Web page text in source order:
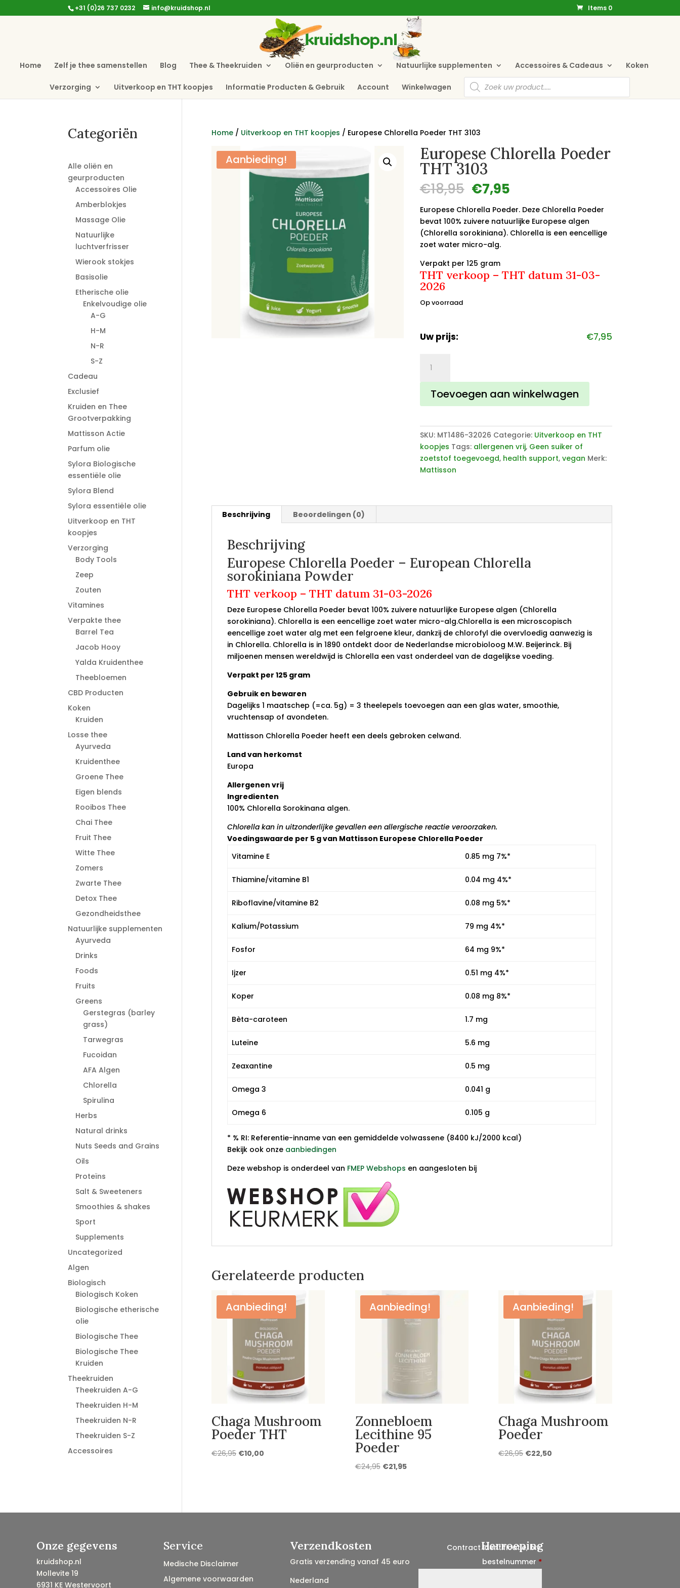
+31 (0)26 737 0232 info@kruidshop.nl Items 0
Home Zelf je thee samenstellen Blog Thee & Theekruiden Oliën en geurproducten Natuurlijke supplementen Accessoires & Cadeaus Koken
Verzorging Uitverkoop en THT koopjes Informatie Producten & Gebruik Account Winkelwagen
Producten
zoeken
Home/ Uitverkoop en THT koopjes / Europese Chlorella Poeder THT 3103
Aanbieding! Europese Chlorella Poeder
THT 3103
€18,95 Oorspronkelijke
prijs
was:
€18,95.
€7,95Huidige
is:
€7,95.
Europese Chlorella Poeder. Deze Chlorella Poeder
bevat 100% zuivere natuurlijke Europese algen
(Chlorella sorokiniana). Chlorella is een eencellige
zoet water micro-alg.
Verpakt per 125 gram
THT verkoop – THT datum 31-03-
2026
Op voorraad
Uw prijs: €7,95
Chlorella
Poeder
THT
3103
Toevoegen aan winkelwagen
SKU: MT1486-32026 Categorie: Uitverkoop en THT
koopjes Tags: allergenen vrij, Geen suiker of
zoetstof toegevoegd, health support, vegan Merk:
Mattisson
Beschrijving Beoordelingen (0)
Beschrijving
Europese Chlorella Poeder – European Chlorella
sorokiniana Powder
THT verkoop – THT datum 31-03-2026
Deze Europese Chlorella Poeder bevat 100% zuivere natuurlijke Europese algen (Chlorella
sorokiniana). Chlorella is een eencellige zoet water micro-alg.Chlorella is een microscopisch
eencellige zoet water alg met een felgroene kleur, dankzij de chlorofyl die overvloedig aanwezig is
in Chlorella. Chlorella is in 1890 ontdekt door de Nederlandse microbioloog M.W. Beijerinck. Bij
miljoenen mensen wereldwijd is Chlorella een vast onderdeel van de dagelijkse voeding.
Verpakt per 125 gram
Gebruik en bewaren
Dagelijks 1 maatschep (=ca. 5g) = 3 theelepels toevoegen aan een glas water, smoothie,
vruchtensap of avondeten.
Mattisson Chlorella Poeder heeft een deels gebroken celwand.
Land van herkomst
Europa
Allergenen vrij
Ingredienten
100% Chlorella Sorokinana algen.
Chlorella kan in uitzonderlijke gevallen een allergische reactie veroorzaken.
Voedingswaarde per 5 g van Mattisson Europese Chlorella Poeder
Vitamine E
0.85 mg 7%*
Thiamine/vitamine B1 0.04 mg 4%*
Riboflavine/vitamine B2 0.08 mg 5%*
Kalium/Potassium 79 mg 4%*
Fosfor 64 mg 9%*
Ijzer 0.51 mg 4%*
Koper 0.08 mg 8%*
Bèta-caroteen 1.7 mg
Luteïne 5.6 mg
Zeaxantine 0.5 mg
Omega 3 0.041 g
Omega 6 0.105 g
* % RI: Referentie-inname van een gemiddelde volwassene (8400 kJ/2000 kcal)
Bekijk ook onze aanbiedingen
Deze webshop is onderdeel van FMEP Webshops en aangesloten bij
Gerelateerde producten
Aanbieding!
Chaga Mushroom
Poeder THT
€26,95 Oorspronkelijke
€10,00Huidige
Aanbieding!
Zonnebloem
Lecithine 95
Poeder
€24,95 Oorspronkelijke
€21,95Huidige
Aanbieding!
Chaga Mushroom
Poeder
€26,95 Oorspronkelijke
€22,50
Categoriën
Alle oliën en
geurproducten
Accessoires Olie
Amberblokjes
Massage Olie
Natuurlijke
luchtverfrisser
Wierook stokjes
Basisolie
Etherische olie
Enkelvoudige olie
A-G
H-M
N-R
S-Z
Cadeau
Exclusief
Kruiden en Thee
Grootverpakking
Mattisson Actie
Parfum olie
Sylora Biologische
essentiële olie
Sylora Blend
Sylora essentiële olie
Uitverkoop en THT
koopjes
Verzorging
Body Tools
Zeep
Zouten
Vitamines
Verpakte thee
Barrel Tea
Jacob Hooy
Yalda Kruidenthee
Theebloemen
CBD Producten
Koken
Kruiden
Losse thee
Ayurveda
Kruidenthee
Groene Thee
Eigen blends
Rooibos Thee
Chai Thee
Fruit Thee
Witte Thee
Zomers
Zwarte Thee
Detox Thee
Gezondheidsthee
Natuurlijke supplementen
Ayurveda
Drinks
Foods
Fruits
Greens
Gerstegras (barley
grass)
Tarwegras
Fucoidan
AFA Algen
Chlorella
Spirulina
Herbs
Natural drinks
Nuts Seeds and Grains
Oils
Proteïns
Salt & Sweeteners
Smoothies & shakes
Sport
Supplements
Uncategorized
Algen
Biologisch
Biologisch Koken
Biologische etherische
olie
Biologische Thee
Biologische Thee
Kruiden
Theekruiden
Theekruiden A-G
Theekruiden H-M
Theekruiden N-R
Theekruiden S-Z
Accessoires
Onze gegevens
kruidshop.nl
Mollevite 19
6931 KE Westervoort
Service
Medische Disclaimer
Algemene voorwaarden
Verzendkosten
Gratis verzending vanaf 45 euro
Nederland
Herroeping
Contract identificatie, b.v.
bestelnummer *